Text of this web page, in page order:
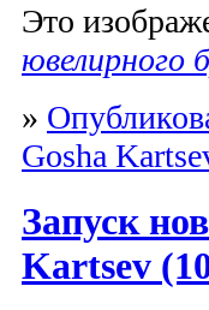
Это
ювелирного
»
Gosha
Запуск
Kartsev